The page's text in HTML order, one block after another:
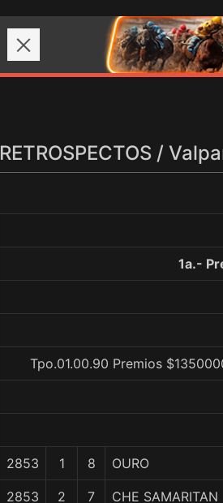
RETROSPECTOS /
1a.-
Tpo.01.00.90 Premios
2853 1 8 OURO
2853 2 7 CHE SAMARITAN